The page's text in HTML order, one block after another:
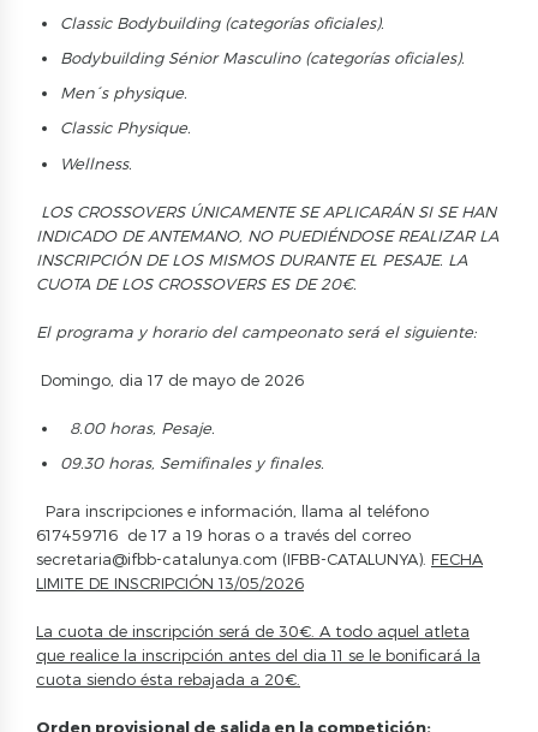
Classic Bodybuilding (categoríasoficiales).
BodybuildingSénior Masculino (categoríasoficiales).
Men´s physique.
Classic Physique.
Wellness.
LOS CROSSOVERS ÚNICAMENTE SE APLICARÁN SI SE HAN
INDICADO DE ANTEMANO, NO PUEDIÉNDOSE REALIZAR LA
INSCRIPCIÓN DE LOS MISMOS DURANTE EL PESAJE. LA
CUOTA DE LOS CROSSOVERS ES DE 20€.
Elprograma y horario delcampeonato será elsiguiente:
Domingo, dia 17 de mayo de 2026
8.00horas, Pesaje.
09.30horas, Semifinalesyfinales.
Para inscripciones e información, llama al teléfono
617459716 de 17 a 19 horas o a través del correo
secretaria@ifbb-catalunya.com (IFBB-CATALUNYA). FECHA
LIMITE DE INSCRIPCIÓN 13/05/2026
La cuota de inscripción será de 30€. A todo aquel atleta
que realice la inscripción antes del dia 11 se le bonificará la
cuota siendo ésta rebajada a 20€.
Orden provisional de salida en la competición: